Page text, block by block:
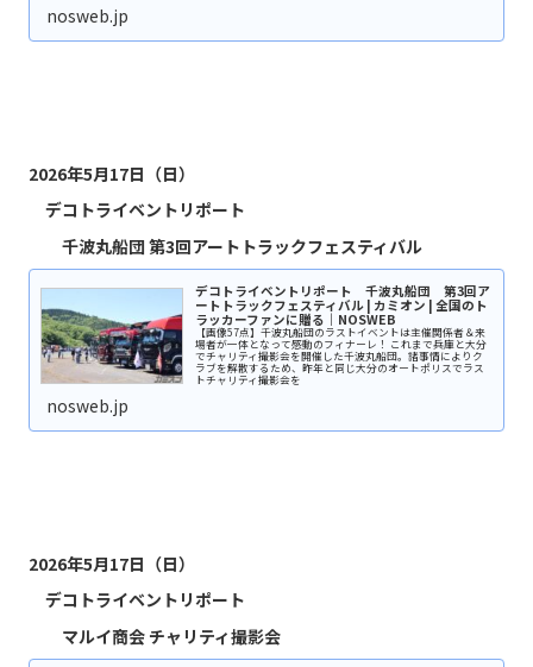
nosweb.jp
2026年5月17日（日）
デコトライベントリポート
千波丸船団 第3回アートトラックフェスティバル
デコトライベントリポート 千波丸船団 第3回ア
ートトラックフェスティバル | カミオン | 全国のト
ラッカーファンに贈る｜NOSWEB
【画像57点】千波丸船団のラストイベントは主催関係者＆来
場者が一体となって感動のフィナーレ！ これまで兵庫と大分
でチャリティ撮影会を開催した千波丸船団。諸事情によりク
ラブを解散するため、昨年と同じ大分のオートポリスでラス
トチャリティ撮影会を
nosweb.jp
2026年5月17日（日）
デコトライベントリポート
マルイ商会 チャリティ撮影会